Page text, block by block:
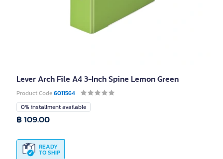
Lever Arch File A4 3-Inch Spine Lemon Green
Product Code6011564
0% installment available
READY
TO SHIP
฿ 109.00